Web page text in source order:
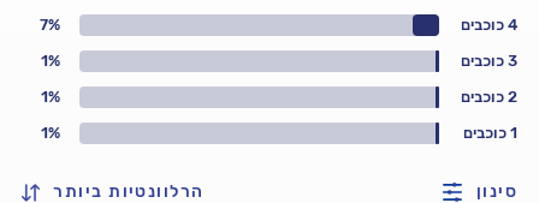
1 כוכבים 1%
2 כוכבים 1%
3 כוכבים 1%
4 כוכבים 7%
סינון הרלוונטיות ביותר